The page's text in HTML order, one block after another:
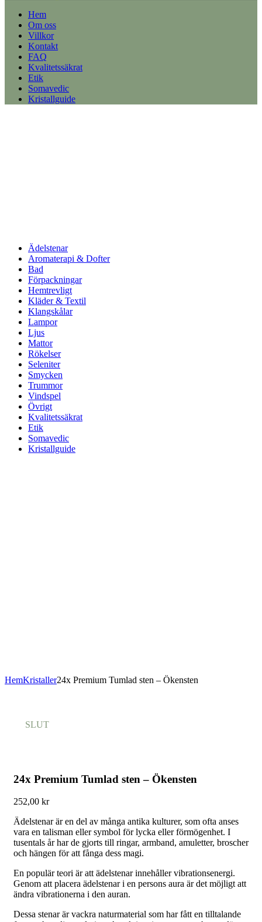
Hem
Om oss
Villkor
Kontakt
FAQ
Kvalitetssäkrat
Etik
Somavedic
Kristallguide
Ädelstenar
Aromaterapi & Dofter
Bad
Förpackningar
Hemtrevligt
Kläder & Textil
Klangskålar
Lampor
Ljus
Mattor
Rökelser
Seleniter
Smycken
Trummor
Vindspel
Övrigt
Kvalitetssäkrat
Etik
Somavedic
Kristallguide
HemKristaller24x Premium Tumlad sten – Ökensten
SLUT
24x Premium Tumlad sten – Ökensten
252,00 kr
Ädelstenar är en del av många antika kulturer, som ofta anses
vara en talisman eller symbol för lycka eller förmögenhet. I
tusentals år har de gjorts till ringar, armband, amuletter, broscher
och hängen för att fånga dess magi.
En populär teori är att ädelstenar innehåller vibrationsenergi.
Genom att placera ädelstenar i en persons aura är det möjligt att
ändra vibrationerna i den auran.
Dessa stenar är vackra naturmaterial som har fått en tilltalande